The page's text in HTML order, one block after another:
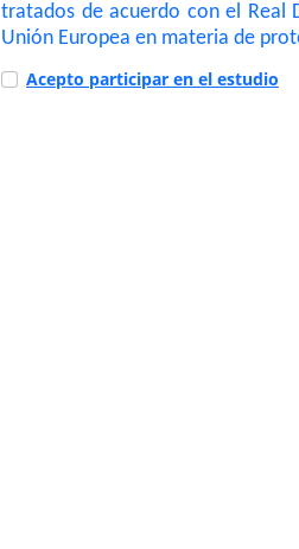
tratados de acuerdo con el Real
Unión Europea en materia de
Acepto participar en el estudio